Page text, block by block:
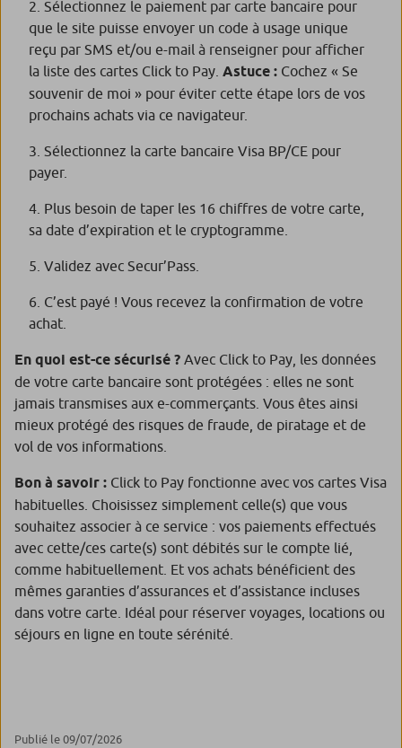
Sélectionnez le paiement par carte bancaire pour
que le site puisse envoyer un code à usage unique
reçu par SMS et/ou e-mail à renseigner pour afficher
la liste des cartes Click to Pay. Astuce : Cochez « Se
souvenir de moi » pour éviter cette étape lors de vos
prochains achats via ce navigateur.
Sélectionnez la carte bancaire Visa BP/CE pour
payer.
Plus besoin de taper les 16 chiffres de votre carte,
sa date d’expiration et le cryptogramme.
Validez avec Secur’Pass.
C’est payé ! Vous recevez la confirmation de votre
achat.
En quoi est-ce sécurisé ? Avec Click to Pay, les données
de votre carte bancaire sont protégées : elles ne sont
jamais transmises aux e-commerçants. Vous êtes ainsi
mieux protégé des risques de fraude, de piratage et de
vol de vos informations.
Bon à savoir : Click to Pay fonctionne avec vos cartes Visa
habituelles. Choisissez simplement celle(s) que vous
souhaitez associer à ce service : vos paiements effectués
avec cette/ces carte(s) sont débités sur le compte lié,
comme habituellement. Et vos achats bénéficient des
mêmes garanties d’assurances et d’assistance incluses
dans votre carte. Idéal pour réserver voyages, locations ou
séjours en ligne en toute sérénité.
Publié le 09/07/2026